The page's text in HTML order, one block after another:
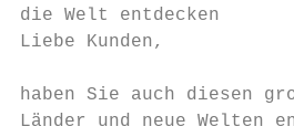
die Welt entdecken
Liebe Kunden,
haben Sie auch diesen
Länder und neue Welten